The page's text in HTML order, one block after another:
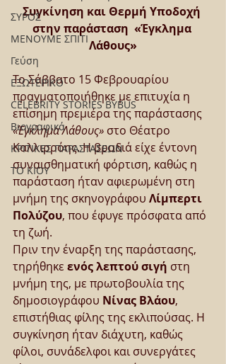
ΣΥΡΟΣ
ΜΕΝΟΥΜΕ ΣΠΙΤΙ
Γεύση
ΕΞΩΤΕΡΙΚΟ
CELEBRITY STORIES BYBUS
Βιογραφικά
ΚΡΙΤΙΚΕΣ ΠΑΡΑΣΤΑΣΕΩΝ
ΤΟ ΚΙΟΥ
Συγκίνηση και Θερμή Υποδοχή
στην παράσταση  «Έγκλημα
Λάθους»
Το Σάββατο 15 Φεβρουαρίου
πραγματοποιήθηκε με επιτυχία η
επίσημη πρεμιέρα της παράστασης
«Έγκλημα Λάθους» στο Θέατρο
Καλλιρρόης. Η βραδιά είχε έντονη
συναισθηματική φόρτιση, καθώς η
παράσταση ήταν αφιερωμένη στη
μνήμη της σκηνογράφου Λίμπερτι
Πολύζου, που έφυγε πρόσφατα από
τη ζωή.
Πριν την έναρξη της παράστασης,
τηρήθηκε ενός λεπτού σιγή στη
μνήμη της, με πρωτοβουλία της
δημοσιογράφου Νίνας Βλάου,
επιστήθιας φίλης της εκλιπούσας. Η
συγκίνηση ήταν διάχυτη, καθώς
φίλοι, συνάδελφοι και συνεργάτες